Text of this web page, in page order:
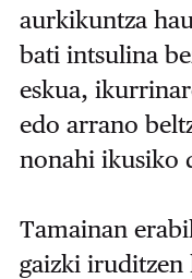
aurkikuntza
bati intsulina
eskua,
edo arrano
nonahi ikusiko
Tamainan
gaizki